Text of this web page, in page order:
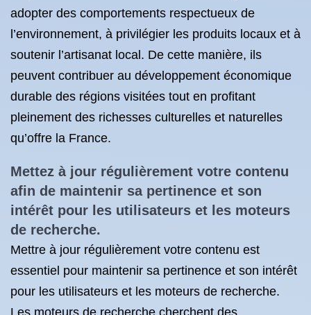
adopter des comportements respectueux de
l’environnement, à privilégier les produits locaux et à
soutenir l’artisanat local. De cette manière, ils
peuvent contribuer au développement économique
durable des régions visitées tout en profitant
pleinement des richesses culturelles et naturelles
qu’offre la France.
Mettez à jour régulièrement votre contenu
afin de maintenir sa pertinence et son
intérêt pour les utilisateurs et les moteurs
de recherche.
Mettre à jour régulièrement votre contenu est
essentiel pour maintenir sa pertinence et son intérêt
pour les utilisateurs et les moteurs de recherche.
Les moteurs de recherche cherchent des